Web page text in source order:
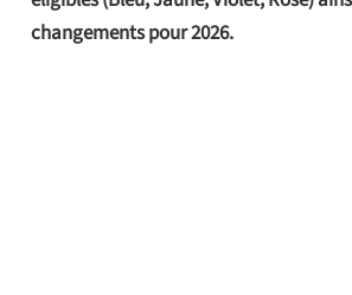
changements pour 2026.